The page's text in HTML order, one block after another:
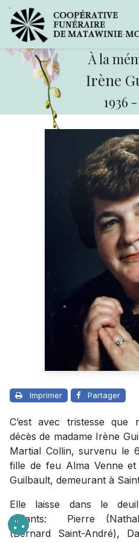
À la
Irène
1936 -
Imprimer Partager
C’est avec tristesse
décès de madame Irène
Martial Collin, survenu le
fille de feu Alma Venne
Guilbault, demeurant à
Elle laisse dans le
enfants: Pierre
(Bernard Saint-André),